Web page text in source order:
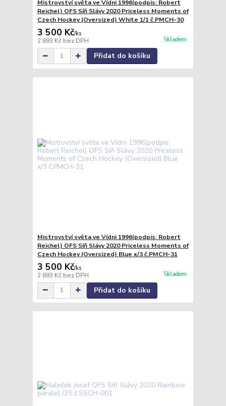
Mistrovství světa ve Vídni 1996(podpis: Robert
Reichel) OFS Síň Slávy 2020 Priceless Moments of
Czech Hockey (Oversized) White 1/1 č.PMCH-30
3 500 Kč/ks
2 893 Kč bez DPH Skladem
Přidat do košíku
Mistrovství světa ve Vídni 1996(podpis: Robert
Reichel) OFS Síň Slávy 2020 Priceless Moments of
Czech Hockey (Oversized) Blue x/3 č.PMCH-31
3 500 Kč/ks
2 893 Kč bez DPH Skladem
Přidat do košíku